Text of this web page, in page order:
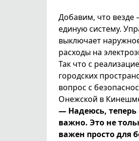
Добавим, что везде
единую систему.
выключает
расходы на
Так что с
городских
вопрос с
Онежской в
— Надеюсь, теперь
важно. Это не
важен просто для